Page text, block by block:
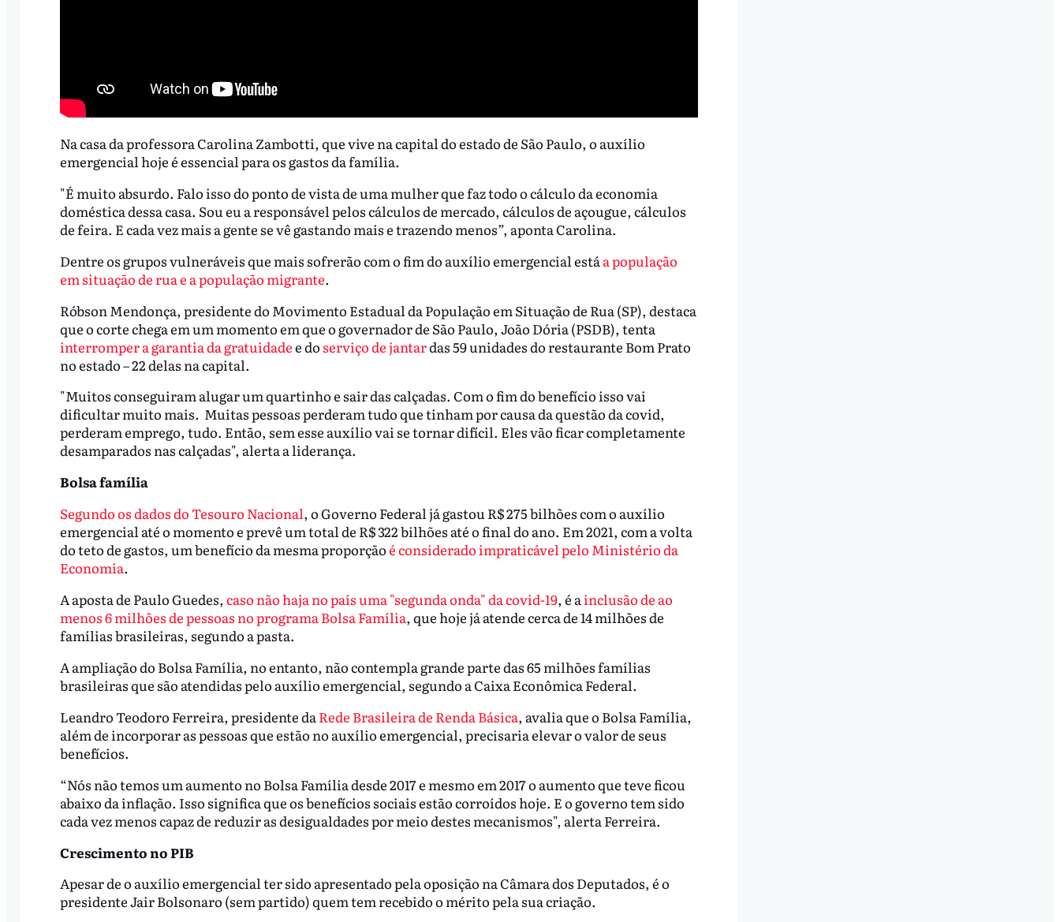
Na casa da professora Carolina Zambotti, que vive na capital do estado de São Paulo, o auxílio
emergencial hoje é essencial para os gastos da família.
"É muito absurdo. Falo isso do ponto de vista de uma mulher que faz todo o cálculo da economia
doméstica dessa casa. Sou eu a responsável pelos cálculos de mercado, cálculos de açougue, cálculos
de feira. E cada vez mais a gente se vê gastando mais e trazendo menos”, aponta Carolina.
Dentre os grupos vulneráveis que mais sofrerão com o fim do auxílio emergencial está a população
em situação de rua e a população migrante.
Róbson Mendonça, presidente do Movimento Estadual da População em Situação de Rua (SP), destaca
que o corte chega em um momento em que o governador de São Paulo, João Dória (PSDB), tenta
interromper a garantia da gratuidadee do serviço de jantardas 59 unidades do restaurante Bom Prato
no estado – 22 delas na capital.
"Muitos conseguiram alugar um quartinho e sair das calçadas. Com o fim do benefício isso vai
dificultar muito mais. Muitas pessoas perderam tudo que tinham por causa da questão da covid,
perderam emprego, tudo. Então, sem esse auxílio vai se tornar difícil. Eles vão ficar completamente
desamparados nas calçadas", alerta a liderança.
Bolsa família
Segundo os dados do Tesouro Nacional, o Governo Federal já gastou R$ 275 bilhões com o auxílio
emergencial até o momento e prevê um total de R$ 322 bilhões até o final do ano. Em 2021, com a volta
do teto de gastos, um benefício da mesma proporçãoé considerado impraticável pelo Ministério da
Economia.
A aposta de Paulo Guedes, caso não haja no país uma "segunda onda" da covid-19, é ainclusão de ao
menos 6 milhões de pessoas no programa Bolsa Família, que hoje já atende cerca de 14 milhões de
famílias brasileiras, segundo a pasta.
A ampliação do Bolsa Família, no entanto, não contempla grande parte das 65 milhões famílias
brasileiras que são atendidas pelo auxílio emergencial, segundo a Caixa Econômica Federal.
Leandro Teodoro Ferreira, presidente da Rede Brasileira de Renda Básica, avalia que o Bolsa Família,
além de incorporar as pessoas que estão no auxílio emergencial, precisaria elevar o valor de seus
benefícios.
“Nós não temos um aumento no Bolsa Família desde 2017 e mesmo em 2017 o aumento que teve ficou
abaixo da inflação. Isso significa que os benefícios sociais estão corroídos hoje. E o governo tem sido
cada vez menos capaz de reduzir as desigualdades por meio destes mecanismos", alerta Ferreira.
Crescimento no PIB
Apesar de o auxílio emergencial ter sido apresentado pela oposição na Câmara dos Deputados, é o
presidente Jair Bolsonaro (sem partido) quem tem recebido o mérito pela sua criação.